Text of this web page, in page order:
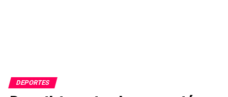
DEPORTES